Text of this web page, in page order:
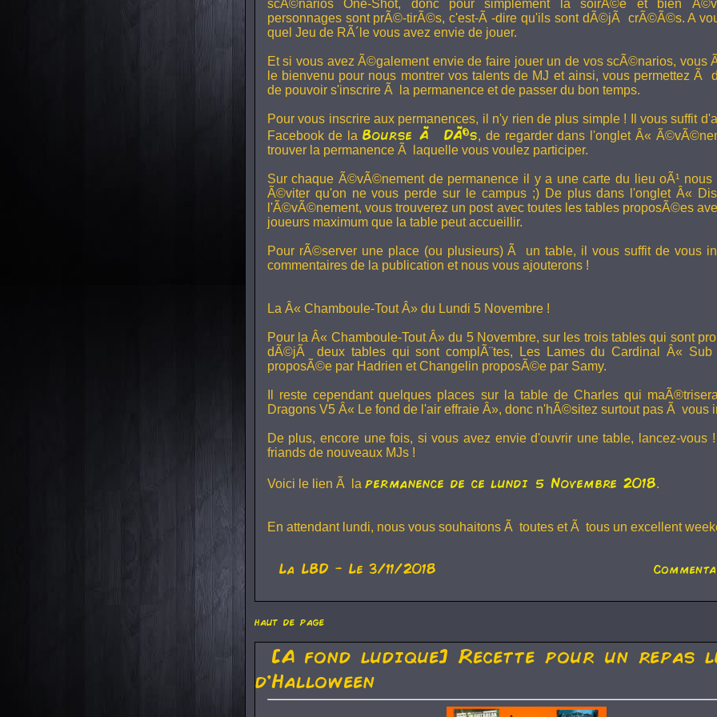
scÃ©narios One-Shot, donc pour simplement la soirÃ©e et bien
personnages sont prÃ©-tirÃ©s, c'est-Ã -dire qu'ils sont dÃ©jÃ crÃ©Ã©s. A
quel Jeu de RÃ´le vous avez envie de jouer.
Et si vous avez Ã©galement envie de faire jouer un de vos scÃ©narios, vous
le bienvenu pour nous montrer vos talents de MJ et ainsi, vous permettez Ã
de pouvoir s'inscrire Ã la permanence et de passer du bon temps.
Pour vous inscrire aux permanences, il n'y rien de plus simple ! Il vous suffit
Facebook de la Bourse Ã DÃ©s, de regarder dans l'onglet Â«
trouver la permanence Ã laquelle vous voulez participer.
Sur chaque Ã©vÃ©nement de permanence il y a une carte du lieu oÃ¹ nous
Ã©viter qu'on ne vous perde sur le campus ;) De plus dans l'onglet Â«
l'Ã©vÃ©nement, vous trouverez un post avec toutes les tables proposÃ©es
joueurs maximum que la table peut accueillir.
Pour rÃ©server une place (ou plusieurs) Ã un table, il vous suffit de vous
commentaires de la publication et nous vous ajouterons !
La Â« Chamboule-Tout Â» du Lundi 5 Novembre !
Pour la Â« Chamboule-Tout Â» du 5 Novembre, sur les trois tables qui sont
dÃ©jÃ deux tables qui sont complÃ¨tes,
Les Lames du Cardinal
Â« Sub
proposÃ©e par Hadrien etChangelin proposÃ©e par Samy.
Il reste cependant quelques places sur la table de Charles qui
Dragons V5Â« Le fond de l'air effraie Â», donc n'hÃ©sitez surtout pas Ã vous
De plus, encore une fois, si vous avez envie d'ouvrir une table, lancez-vous
friands de nouveaux MJs !
Voici le lien Ã la permanence de ce lundi 5 Novembre 2018.
En attendant lundi, nous vous souhaitons Ã toutes et Ã tous un excellent
La LBD - Le 3/11/2018
haut de page
[A fond ludique] Recette pour un repas
d'Halloween